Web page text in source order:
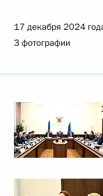
17 декабря 2024
3 фотографии